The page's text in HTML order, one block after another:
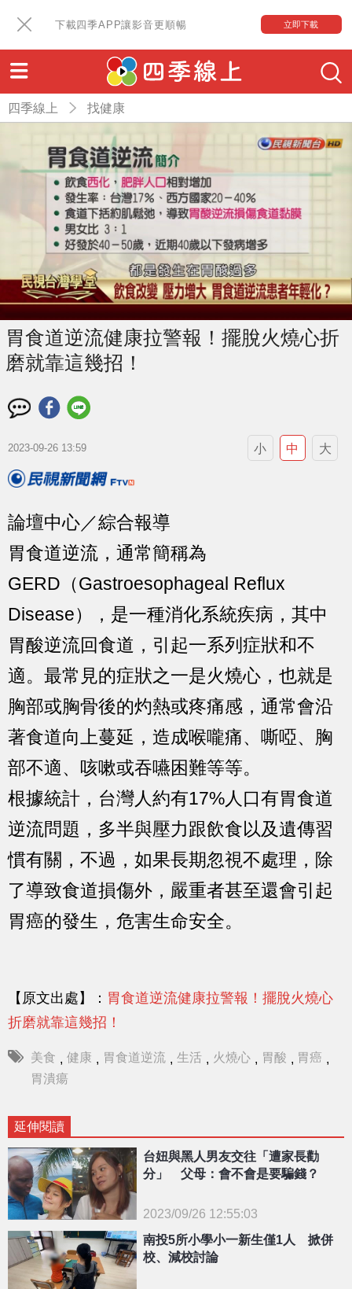
下載四季APP讓影音更順暢 立即下載
四季線上 找健康
胃食道逆流健康拉警報！擺脫火燒心折
磨就靠這幾招！
2023-09-26 13:59 小 中 大
論壇中心／綜合報導
胃食道逆流，通常簡稱為
GERD（Gastroesophageal Reflux
Disease），是一種消化系統疾病，其中
胃酸逆流回食道，引起一系列症狀和不
適。最常見的症狀之一是火燒心，也就是
胸部或胸骨後的灼熱或疼痛感，通常會沿
著食道向上蔓延，造成喉嚨痛、嘶啞、胸
部不適、咳嗽或吞嚥困難等等。
根據統計，台灣人約有17%人口有胃食道
逆流問題，多半與壓力跟飲食以及遺傳習
慣有關，不過，如果長期忽視不處理，除
了導致食道損傷外，嚴重者甚至還會引起
胃癌的發生，危害生命安全。
【原文出處】： 胃食道逆流健康拉警報！擺脫火燒心
折磨就靠這幾招！
美食 , 健康 , 胃食道逆流 , 生活 , 火燒心 , 胃酸 , 胃癌 ,
胃潰瘍
延伸閱讀
{PLAYICON}
台妞與黑人男友交往「遭家長勸
分」 父母：會不會是要騙錢？
2023/09/26 12:55:03
南投5所小學小一新生僅1人 掀併
校、減校討論